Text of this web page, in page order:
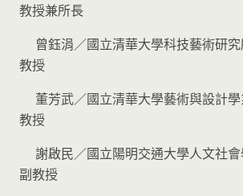
教授兼所長
曾鈺涓／國立清華大學科技
教授
董芳武／國立清華大學藝術
教授
謝啟民／國立陽明交通大學
副教授